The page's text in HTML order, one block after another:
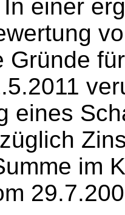
einer
Gründe
eines
im